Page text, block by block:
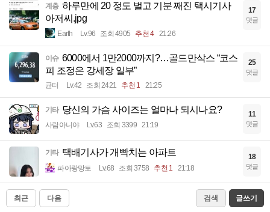
계층 하루만에 20 정도 벌고 기분 째진 택시기사
아저씨.jpg
Earth Lv.96 조회 4905 추천 4 21:26
17
댓글
이슈 6000에서 1만2000까지?…골드만삭스 “코스
피 조정은 강세장 일부”
균터 Lv.42 조회 2421 추천 1 21:25
25
댓글
기타 당신의 가슴 사이즈는 얼마나 되시나요?
사람아니야 Lv.63 조회 3399 21:19
11
댓글
기타 택배기사가 개빡치는 아파트
파아랑망토 Lv.68 조회 3758 추천 1 21:18
18
댓글
최근 다음 검색 글쓰기